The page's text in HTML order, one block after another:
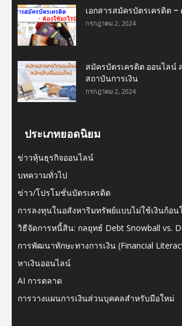
เอกสารสมัครบัตรเครดิต –
กรกฎาคม 2, 2024
สมัครบัตรเครดิต ออนไลน์
สถาบันการเงิน
กรกฎาคม 2, 2024
ประเภทยอดนิยม
ข่าวหุ้นธุรกิจออนไลน์
บทความทั่วไป
ข่าว/โปรโมชั่นบัตรเครดิต
การลงทุนในอสังหาริมทรัพย์แบบไม่ใช้เงินก้อน
วิธีจัดการหนี้สิน: กลยุทธ์ Debt Snowball vs.
การพัฒนาทักษะทางการเงิน (Financial
หาเงินออนไลน์
AI การตลาด
การวางแผนการเงินส่วนบุคคลสำหรับมือใหม่